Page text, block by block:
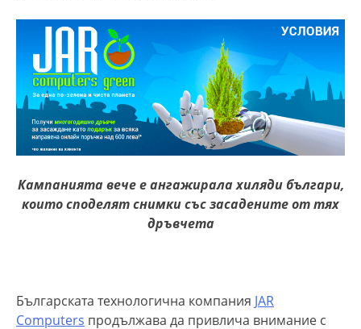
Кампанията вече е ангажирала хиляди българи,
които споделят снимки със засадените от тях
дръвчета
Българската технологична компания JAR
Computers продължава да привлича внимание с